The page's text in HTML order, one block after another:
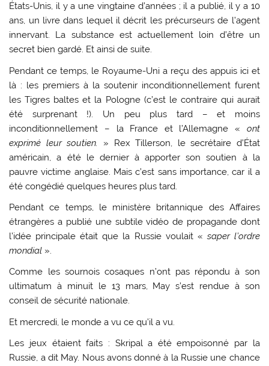
États-Unis, il y a une vingtaine d’années ; il a publié, il y a 10
ans, un livre dans lequel il décrit les précurseurs de l’agent
innervant. La substance est actuellement loin d’être un
secret bien gardé. Et ainsi de suite.
Pendant ce temps, le Royaume-Uni a reçu des appuis ici et
là : les premiers à la soutenir inconditionnellement furent
les Tigres baltes et la Pologne (c’est le contraire qui aurait
été surprenant !). Un peu plus tard – et moins
inconditionnellement – la France et l’Allemagne « ont
exprimé leur soutien.
» Rex Tillerson, le secrétaire d’État
américain, a été le dernier à apporter son soutien à la
pauvre victime anglaise. Mais c’est sans importance, car il a
été congédié quelques heures plus tard.
Pendant ce temps, le ministère britannique des Affaires
étrangères a publié une subtile vidéo de propagande dont
l’idée principale était que la Russie voulait « saper l’ordre
mondial ».
Comme les sournois cosaques n’ont pas répondu à son
ultimatum à minuit le 13 mars, May s’est rendue à son
conseil de sécurité nationale.
Et mercredi, le monde a vu ce qu’il a vu.
Les jeux étaient faits : Skripal a été empoisonné par la
Russie, a dit May. Nous avons donné à la Russie une chance